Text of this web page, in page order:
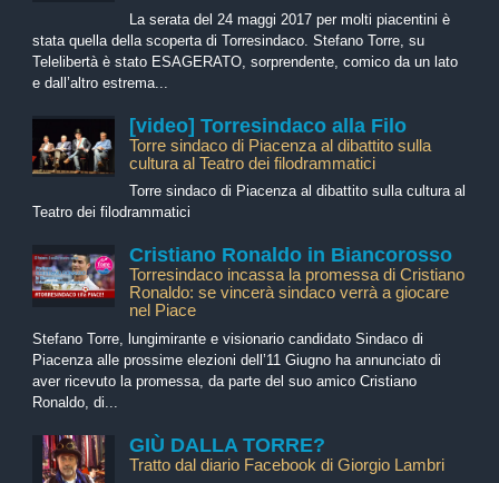
La serata del 24 maggi 2017 per molti piacentini è
stata quella della scoperta di Torresindaco. Stefano Torre, su
Telelibertà è stato ESAGERATO, sorprendente, comico da un lato
e dall’altro estrema...
[video] Torresindaco alla Filo
Torre sindaco di Piacenza al dibattito sulla
cultura al Teatro dei filodrammatici
Torre sindaco di Piacenza al dibattito sulla cultura al
Teatro dei filodrammatici
Cristiano Ronaldo in Biancorosso
Torresindaco incassa la promessa di Cristiano
Ronaldo: se vincerà sindaco verrà a giocare
nel Piace
Stefano Torre, lungimirante e visionario candidato Sindaco di
Piacenza alle prossime elezioni dell’11 Giugno ha annunciato di
aver ricevuto la promessa, da parte del suo amico Cristiano
Ronaldo, di...
GIÙ DALLA TORRE?
Tratto dal diario Facebook di Giorgio Lambri